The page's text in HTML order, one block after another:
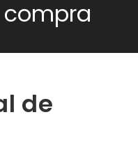
compra
de